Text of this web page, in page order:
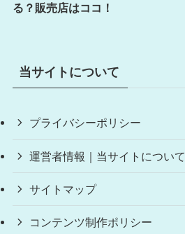
る？販売店はココ！
当サイトについて
プライバシーポリシー
運営者情報｜当サイトについて
サイトマップ
コンテンツ制作ポリシー